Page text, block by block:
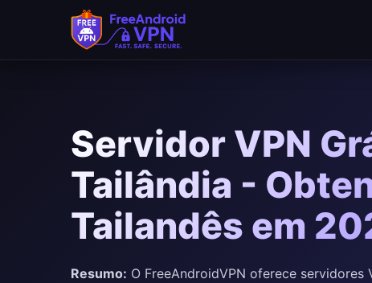
Servidor VPN
Tailândia -
Tailandês em
Resumo: O FreeAndroidVPN oferece servidores